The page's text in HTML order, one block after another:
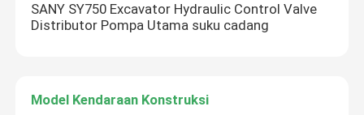
SANY SY750 Excavator Hydraulic Control Valve
Distributor Pompa Utama suku cadang
Model Kendaraan Konstruksi